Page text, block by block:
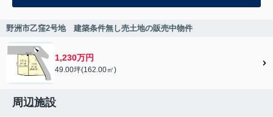
野洲市乙窪2号地 建築条件無し売土地の販売中物件
1,230万円
49.00坪(162.00㎡)
周辺施設